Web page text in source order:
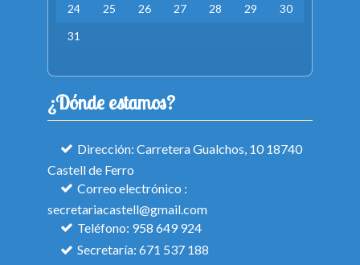
24
25 26 27 28 29
30
31
¿Dónde estamos?
Dirección: Carretera Gualchos, 10 18740
Castell de Ferro
Correo electrónico :
secretariacastell@gmail.com
Teléfono: 958 649 924
Secretaría: 671 537 188